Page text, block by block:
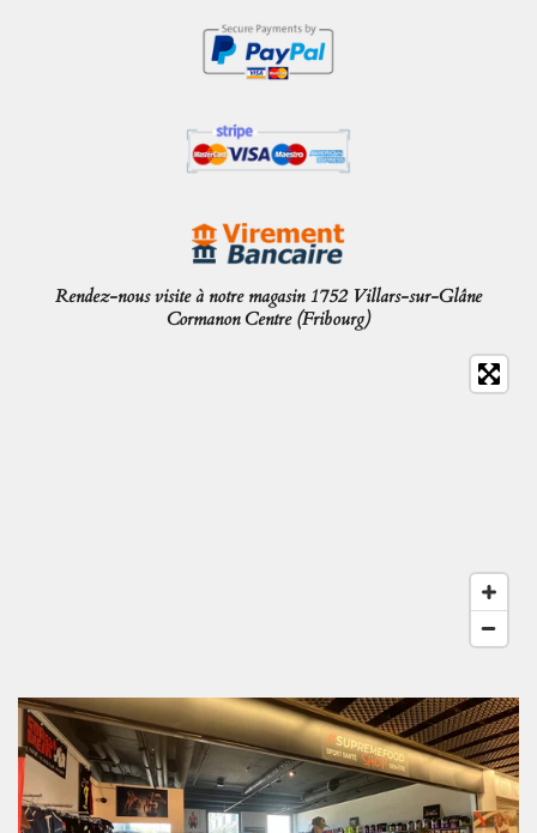
Rendez-nous visite à notre magasin 1752 Villars-sur-Glâne
Cormanon Centre (Fribourg)